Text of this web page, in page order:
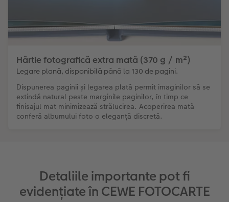
Hârtie fotografică extra mată (370 g / m²)
Legare plană, disponibilă până la 130 de pagini.
Dispunerea paginii și legarea plată permit imaginilor să se
extindă natural peste marginile paginilor, în timp ce
finisajul mat minimizează strălucirea. Acoperirea mată
conferă albumului foto o eleganță discretă.
Detaliile importante pot fi
evidențiate în CEWE FOTOCARTE